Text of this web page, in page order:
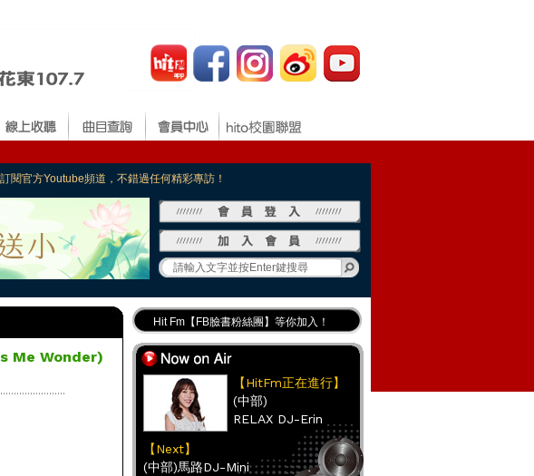
訂閱官方Youtube頻道，不錯過任何精彩專訪！
Me Wonder)
Hit Fm【FB臉書粉絲團】等你加入！
最專業《DJ推薦》好音樂千萬別錯過！
好康報報 最新優惠訊息都在這！
Hit Fm的【IG】新鮮又好玩快加入！
【HitFm正在進行】
(中部)
RELAX DJ-Erin
【Next】
(中部)馬路DJ-Mini